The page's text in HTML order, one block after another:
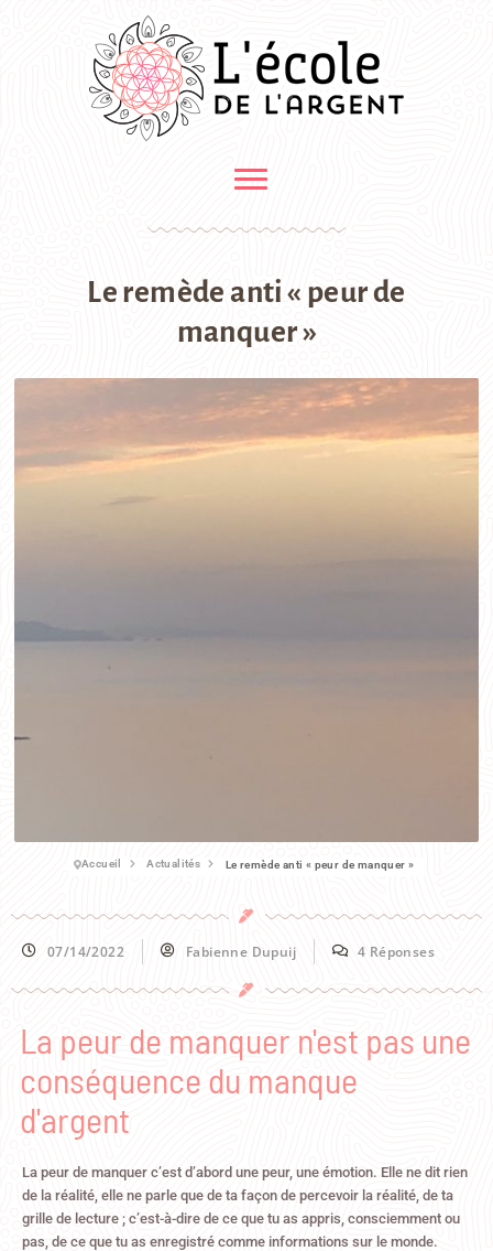
Le remède anti « peur de
manquer »
Accueil Actualités Le remède anti « peur de manquer »
07/14/2022 Fabienne Dupuij 4 Réponses
La peur de manquer n'est pas une
conséquence du manque
d'argent
La peur de manquer c’est d’abord une peur, une émotion. Elle ne dit rien
de la réalité, elle ne parle que de ta façon de percevoir la réalité, de ta
grille de lecture ; c’est-à-dire de ce que tu as appris, consciemment ou
pas, de ce que tu as enregistré comme informations sur le monde.